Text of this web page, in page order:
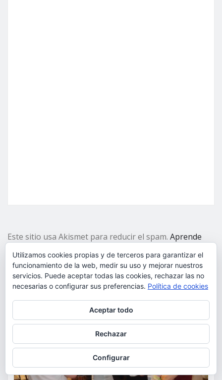
Este sitio usa Akismet para reducir el spam. Aprende
cómo se procesan los datos de tus comentarios.
PUEDES HABERTE PERDIDO
Utilizamos cookies propias y de terceros para garantizar el
funcionamiento de la web, medir su uso y mejorar nuestros
servicios. Puede aceptar todas las cookies, rechazar las no
necesarias o configurar sus preferencias. Política de cookies
Aceptar todo
Rechazar
Configurar
Para obtener más información, incluido cómo gestionar las cookies,